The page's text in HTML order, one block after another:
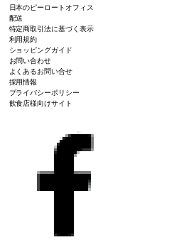
日本のピーロートオフィス
配送
特定商取引法に基づく表示
利用規約
ショッピングガイド
お問い合わせ
よくあるお問い合せ
採用情報
プライバシーポリシー
飲食店様向けサイト